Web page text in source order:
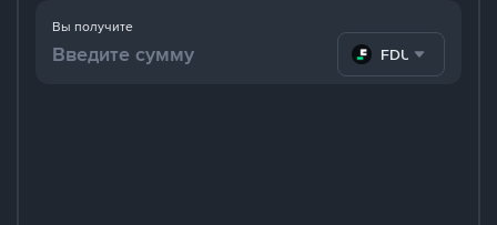
Вы получите
FDUSD